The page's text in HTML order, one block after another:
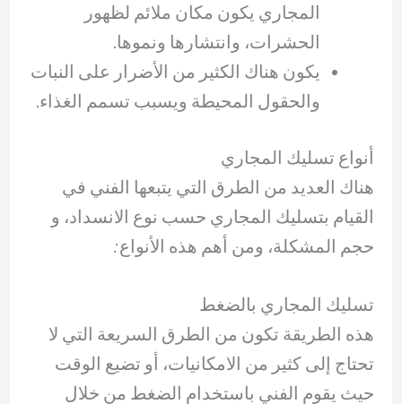
المجاري يكون مكان ملائم لظهور
الحشرات، وانتشارها ونموها.
يكون هناك الكثير من الأضرار على النبات
والحقول المحيطة ويسبب تسمم الغذاء.
أنواع تسليك المجاري
هناك العديد من الطرق التي يتبعها الفني في
القيام بتسليك المجاري حسب نوع الانسداد، و
حجم المشكلة، ومن أهم هذه الأنواع:
تسليك المجاري بالضغط
هذه الطريقة تكون من الطرق السريعة التي لا
تحتاج إلى كثير من الامكانيات، أو تضيع الوقت
حيث يقوم الفني باستخدام الضغط من خلال